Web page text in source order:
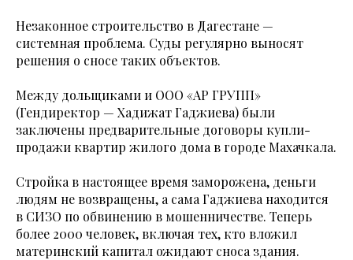
Незаконное строительство в Дагестане —
системная проблема. Суды регулярно выносят
решения о сносе таких объектов.
Между дольщиками и ООО «АР ГРУПП»
(Гендиректор — Хадижат Гаджиева) были
заключены предварительные договоры купли-
продажи квартир жилого дома в городе Махачкала.
Стройка в настоящее время заморожена, деньги
людям не возвращены, а сама Гаджиева находится
в СИЗО по обвинению в мошенничестве. Теперь
более 2000 человек, включая тех, кто вложил
материнский капитал ожидают сноса здания.